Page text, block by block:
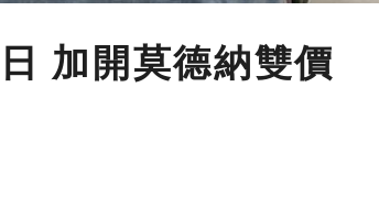
加開莫德納雙價